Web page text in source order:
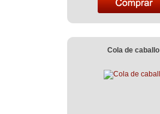
Cola de caballo